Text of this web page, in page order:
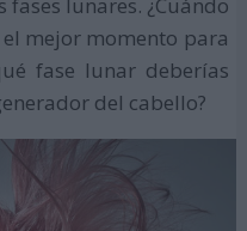
el mejor momento para
fase lunar deberías
del cabello?